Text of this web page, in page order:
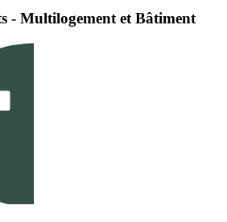
- Multilogement et Bâtiment